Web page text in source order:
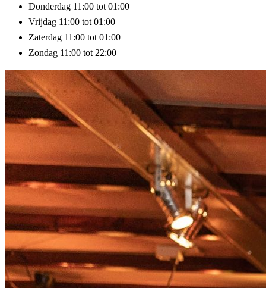
Donderdag 11:00 tot 01:00
Vrijdag 11:00 tot 01:00
Zaterdag 11:00 tot 01:00
Zondag 11:00 tot 22:00